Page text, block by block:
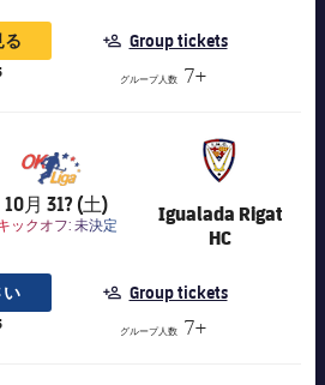
る Group tickets
グループ人数 7+
7,016
10月 31? (土)
ックオフ: 未決定
Igualada Rigat
HC
い Group tickets
グループ人数 7+